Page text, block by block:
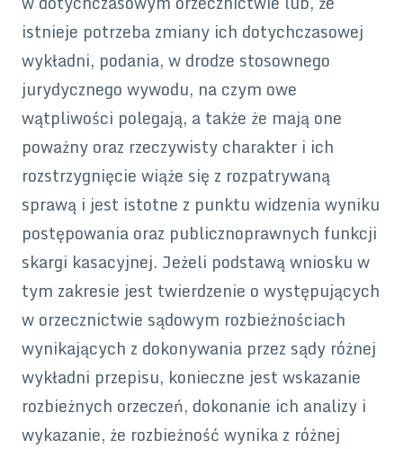
istnieje potrzeba zmiany ich dotychczasowej
wykładni, podania, w drodze stosownego
jurydycznego wywodu, na czym owe
wątpliwości polegają, a także że mają one
poważny oraz rzeczywisty charakter i ich
rozstrzygnięcie wiąże się z rozpatrywaną
sprawą i jest istotne z punktu widzenia wyniku
postępowania oraz publicznoprawnych funkcji
skargi kasacyjnej. Jeżeli podstawą wniosku w
tym zakresie jest twierdzenie o występujących
w orzecznictwie sądowym rozbieżnościach
wynikających z dokonywania przez sądy różnej
wykładni przepisu, konieczne jest wskazanie
rozbieżnych orzeczeń, dokonanie ich analizy i
wykazanie, że rozbieżność wynika z różnej